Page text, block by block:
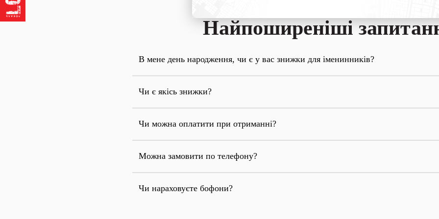
Найпоширеніші
В мене день народження, чи є у вас знижки для іменинників?
Чи є якісь знижки?
Чи можна оплатити при отриманні?
Можна замовити по телефону?
Чи нараховуєте бофони?